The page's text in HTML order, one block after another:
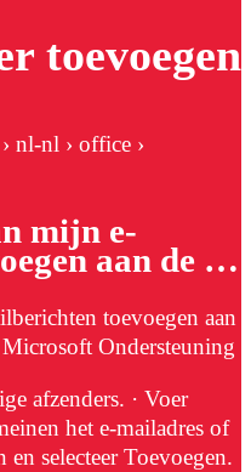
toevoegen
nl-nl › office ›
mijn e-
aan de …
toevoegen aan
Ondersteuning
afzenders. · Voer
het e-mailadres of
selecteer Toevoegen.